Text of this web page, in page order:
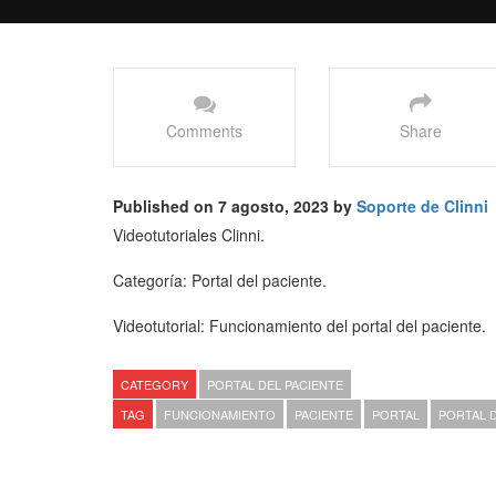
Comments Share
Published on 7 agosto, 2023 by Soporte de Clinni
Videotutoriales Clinni.
Categoría: Portal del paciente.
Videotutorial: Funcionamiento del portal del paciente.
CATEGORY
PORTAL DEL PACIENTE
TAG
FUNCIONAMIENTO PACIENTE PORTAL PORTAL